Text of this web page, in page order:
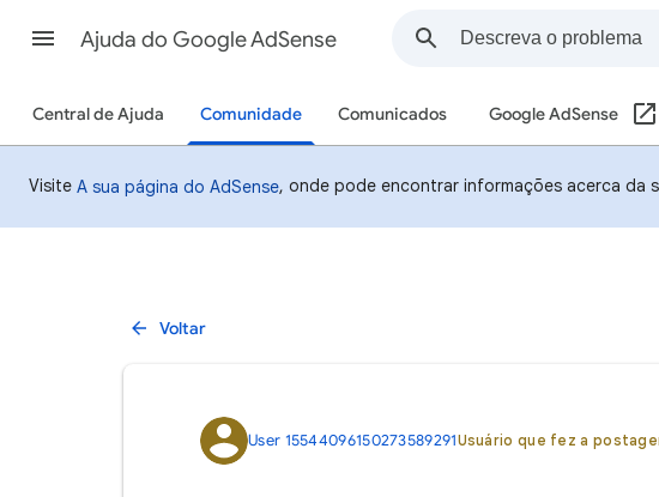
Ajuda do Google AdSense
Central de Ajuda Comunidade Comunicados Google AdSense
Visite A sua página do AdSense, onde pode encontrar informações acerca da
Voltar
User 15544096150273589291Usuário que fez a